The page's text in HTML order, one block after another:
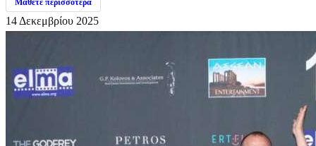
Μάθετε περισσότερα
14 Δεκεμβρίου 2025